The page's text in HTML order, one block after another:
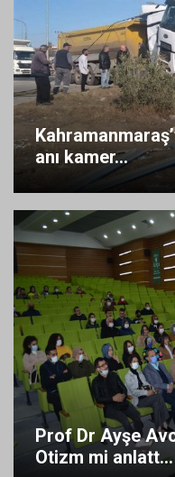
anı kamer...
Prof Dr Ayşe
Otizm mi anlatt...